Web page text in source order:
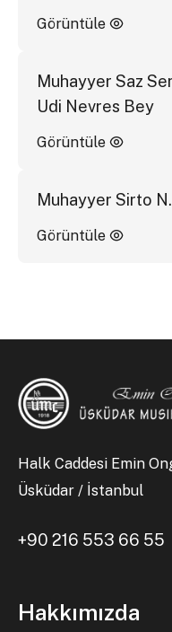
Görüntüle
Muhayyer Saz
Udi Nevres Bey
Görüntüle
Muhayyer Sirto
Görüntüle
Halk Caddesi Emin
Üsküdar / İstanbul
+90 216 553 66 55
Hakkımızda